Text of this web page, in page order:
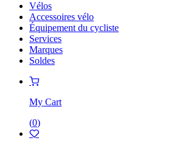
Vélos
Accessoires vélo
Équipement du cycliste
Services
Marques
Soldes
My Cart
(0)